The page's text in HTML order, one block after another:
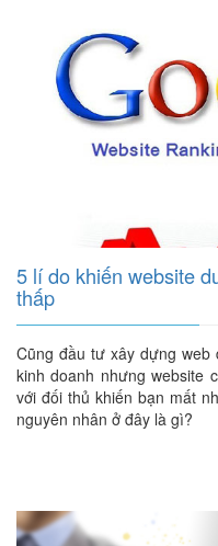
5 lí do khiến website
thấp
Cũng đầu tư xây dựng
kinh doanh nhưng website
với đối thủ khiến bạn mất
nguyên nhân ở đây là gì?